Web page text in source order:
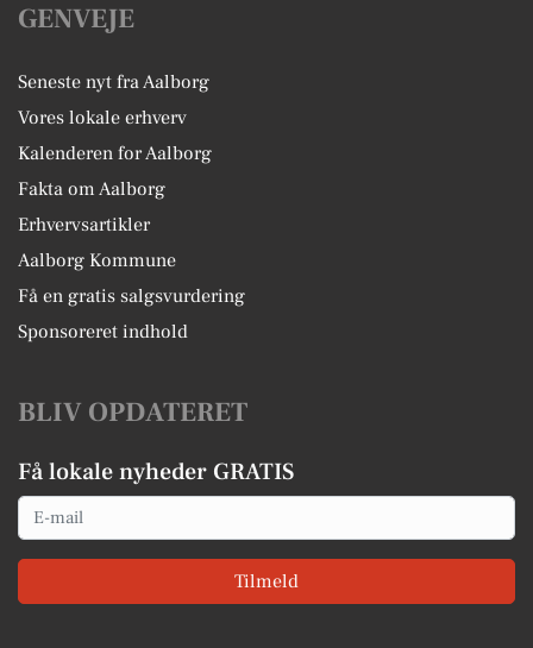
GENVEJE
Seneste nyt fra Aalborg
Vores lokale erhverv
Kalenderen for Aalborg
Fakta om Aalborg
Erhvervsartikler
Aalborg Kommune
Få en gratis salgsvurdering
Sponsoreret indhold
BLIV OPDATERET
Få lokale nyheder GRATIS
Email
Tilmeld